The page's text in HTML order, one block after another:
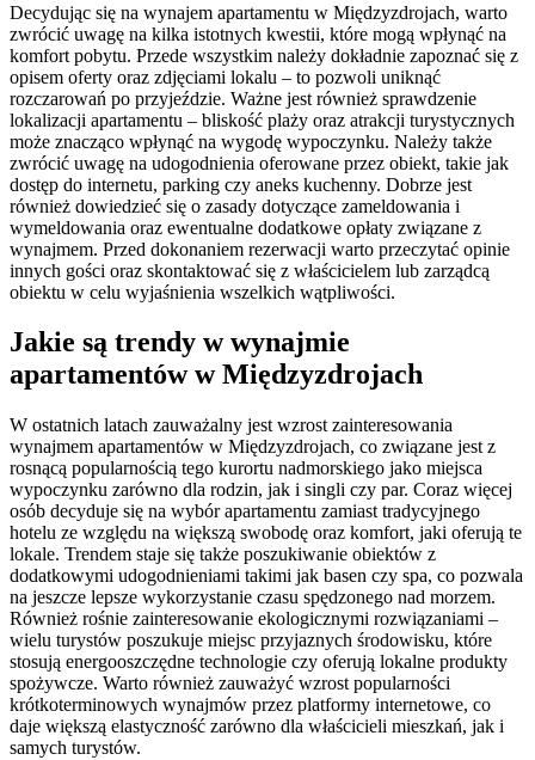
Decydując się na wynajem apartamentu w Międzyzdrojach, warto
zwrócić uwagę na kilka istotnych kwestii, które mogą wpłynąć na
komfort pobytu. Przede wszystkim należy dokładnie zapoznać się z
opisem oferty oraz zdjęciami lokalu – to pozwoli uniknąć
rozczarowań po przyjeździe. Ważne jest również sprawdzenie
lokalizacji apartamentu – bliskość plaży oraz atrakcji turystycznych
może znacząco wpłynąć na wygodę wypoczynku. Należy także
zwrócić uwagę na udogodnienia oferowane przez obiekt, takie jak
dostęp do internetu, parking czy aneks kuchenny. Dobrze jest
również dowiedzieć się o zasady dotyczące zameldowania i
wymeldowania oraz ewentualne dodatkowe opłaty związane z
wynajmem. Przed dokonaniem rezerwacji warto przeczytać opinie
innych gości oraz skontaktować się z właścicielem lub zarządcą
obiektu w celu wyjaśnienia wszelkich wątpliwości.
Jakie są trendy w wynajmie
apartamentów w Międzyzdrojach
W ostatnich latach zauważalny jest wzrost zainteresowania
wynajmem apartamentów w Międzyzdrojach, co związane jest z
rosnącą popularnością tego kurortu nadmorskiego jako miejsca
wypoczynku zarówno dla rodzin, jak i singli czy par. Coraz więcej
osób decyduje się na wybór apartamentu zamiast tradycyjnego
hotelu ze względu na większą swobodę oraz komfort, jaki oferują te
lokale. Trendem staje się także poszukiwanie obiektów z
dodatkowymi udogodnieniami takimi jak basen czy spa, co pozwala
na jeszcze lepsze wykorzystanie czasu spędzonego nad morzem.
Również rośnie zainteresowanie ekologicznymi rozwiązaniami –
wielu turystów poszukuje miejsc przyjaznych środowisku, które
stosują energooszczędne technologie czy oferują lokalne produkty
spożywcze. Warto również zauważyć wzrost popularności
krótkoterminowych wynajmów przez platformy internetowe, co
daje większą elastyczność zarówno dla właścicieli mieszkań, jak i
samych turystów.